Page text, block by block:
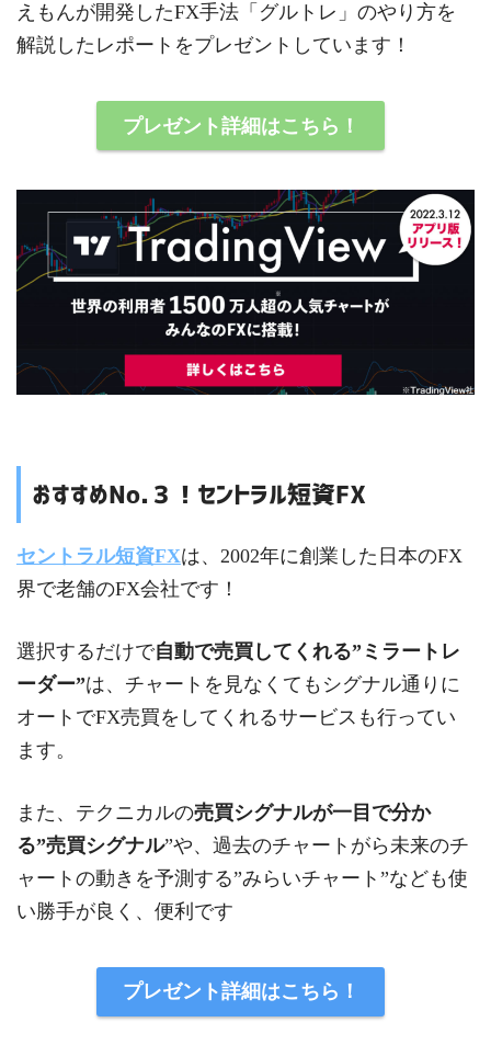
えもんが開発したFX手法「グルトレ」のやり方を
解説したレポートをプレゼントしています！
プレゼント詳細はこちら！
おすすめNo.３！セントラル短資FX
セントラル短資FXは、2002年に創業した日本のFX
界で老舗のFX会社です！
選択するだけで自動で売買してくれる”ミラートレ
ーダー”は、チャートを見なくてもシグナル通りに
オートでFX売買をしてくれるサービスも行ってい
ます。
また、テクニカルの売買シグナルが一目で分か
る”売買シグナル”や、過去のチャートがら未来のチ
ャートの動きを予測する”みらいチャート”なども使
い勝手が良く、便利です
プレゼント詳細はこちら！